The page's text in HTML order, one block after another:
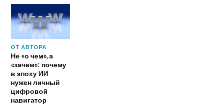
ОТ АВТОРА
Не «о чем», а
«зачем»: почему
в эпоху ИИ
нужен личный
цифровой
навигатор